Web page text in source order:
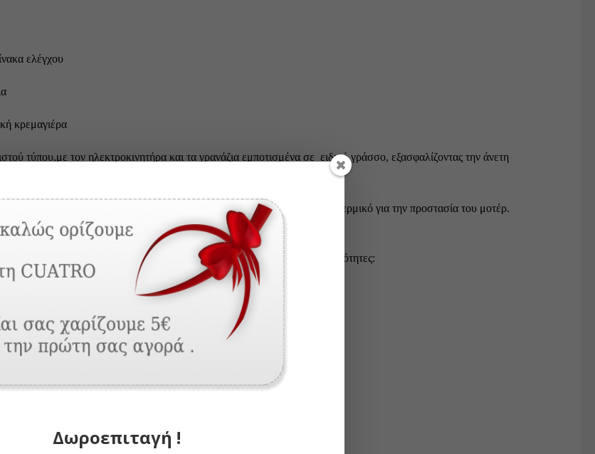
ελέγχου
κρεμαγιέρα
τύπου,με τον ηλεκτροκινητήρα και τα γρανάζια εμποτισμένα σε ειδικό γράσσο, εξασφαλίζοντας την άνετη
συμπλέκτη για την ρύθμιση της ώθησης του κινητήρα και ενσωματωμένο θερμικό για την προστασία του μοτέρ.
ρεύματος διαθέτει λειτουργία χειροκίνησης με κλειδί.
πίνακας ελέγχου γκαραζόπορτας περιλαμβάνει τις εξής δυνατότητες:
κίνησης (Κατόπιν παραγγελίας)
του μοτέρ
(Κατόπιν παραγγελίας)
έως 300 τηλεχειριστηρία
Δωροεπιταγή !